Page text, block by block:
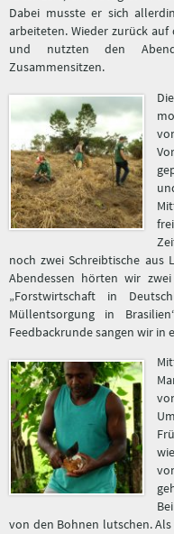
Dabei musste er sich
arbeiteten. Wieder zurück
und nutzten den
Zusammensitzen.
noch zwei Schreibtische
Abendessen hörten wir
„Forstwirtschaft in
Müllentsorgung in
Feedbackrunde sangen wir in
von den Bohnen lutschen.